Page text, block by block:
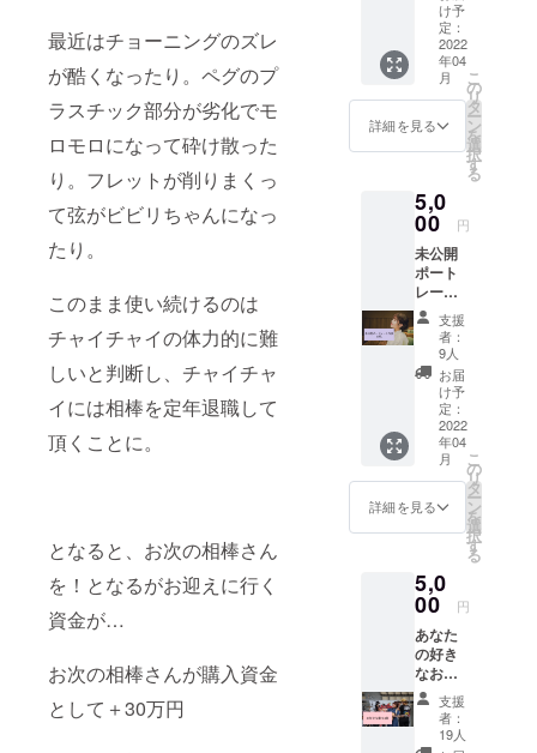
最近はチョーニングのズレ
が酷くなったり。ペグのプ
ラスチック部分が劣化でモ
ロモロになって砕け散った
り。フレットが削りまくっ
て弦がビビリちゃんになっ
たり。
このまま使い続けるのは
チャイチャイの体力的に難
しいと判断し、チャイチャ
イには相棒を定年退職して
頂くことに。
となると、お次の相棒さん
を！となるがお迎えに行く
資金が…
お次の相棒さんが購入資金
として＋30万円
郵送で
お送り
致しま
す。
ハーサ
ル、本
番、本
番後な
どの様
子を収
録。 こ
れを見
るとよ
が増す
か
も！？
一緒に
余韻に
浸りま
しょ
う。 そ
て、、
なん
と、、
！！！
あなた
の名前
をエン
ディン
もでき
ちゃい
ま
す！？
！？！
？！？
備考欄
に本
名、又
け予
定：
2022
年04
月
詳細を見る
こ
の
リ
タ
ー
ン
を
選
択
す
る
5,0
00 円
未公開
ポート
レート
写真(ポ
スト
カード
になり
ます) 色
んな天
邑の顔
がお楽
しみ頂
けま
す。 ※
未公開
ですの
元に届
いた際
にSNS
などに
UPは控
えて頂
きます
ようお
願い致
支援
者：
9人
お届
け予
定：
2022
年04
月
詳細を見る
こ
の
リ
タ
ー
ン
を
選
択
す
る
5,0
00 円
あなた
の好き
なお歌
を2曲歌
いま
す！ 普
支援
者：
19人